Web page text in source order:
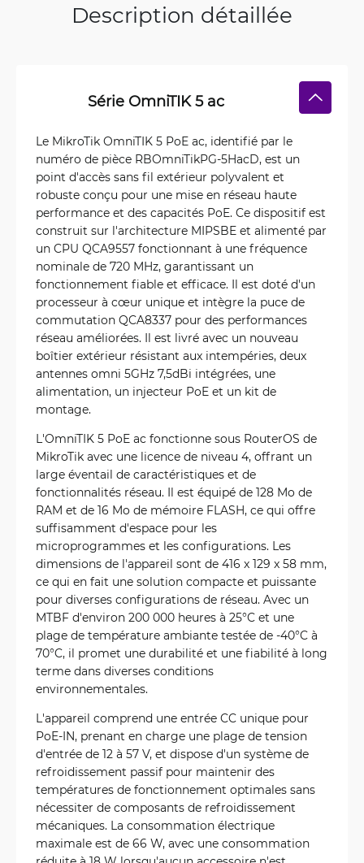
Description détaillée
Série OmniTIK 5 ac
Le MikroTik OmniTIK 5 PoE ac, identifié par le
numéro de pièce RBOmniTikPG-5HacD, est un
point d'accès sans fil extérieur polyvalent et
robuste conçu pour une mise en réseau haute
performance et des capacités PoE. Ce dispositif est
construit sur l'architecture MIPSBE et alimenté par
un CPU QCA9557 fonctionnant à une fréquence
nominale de 720 MHz, garantissant un
fonctionnement fiable et efficace. Il est doté d'un
processeur à cœur unique et intègre la puce de
commutation QCA8337 pour des performances
réseau améliorées. Il est livré avec un nouveau
boîtier extérieur résistant aux intempéries, deux
antennes omni 5GHz 7,5dBi intégrées, une
alimentation, un injecteur PoE et un kit de
montage.
L'OmniTIK 5 PoE ac fonctionne sous RouterOS de
MikroTik avec une licence de niveau 4, offrant un
large éventail de caractéristiques et de
fonctionnalités réseau. Il est équipé de 128 Mo de
RAM et de 16 Mo de mémoire FLASH, ce qui offre
suffisamment d'espace pour les
microprogrammes et les configurations. Les
dimensions de l'appareil sont de 416 x 129 x 58 mm,
ce qui en fait une solution compacte et puissante
pour diverses configurations de réseau. Avec un
MTBF d'environ 200 000 heures à 25°C et une
plage de température ambiante testée de -40°C à
70°C, il promet une durabilité et une fiabilité à long
terme dans diverses conditions
environnementales.
L'appareil comprend une entrée CC unique pour
PoE-IN, prenant en charge une plage de tension
d'entrée de 12 à 57 V, et dispose d'un système de
refroidissement passif pour maintenir des
températures de fonctionnement optimales sans
nécessiter de composants de refroidissement
mécaniques. La consommation électrique
maximale est de 66 W, avec une consommation